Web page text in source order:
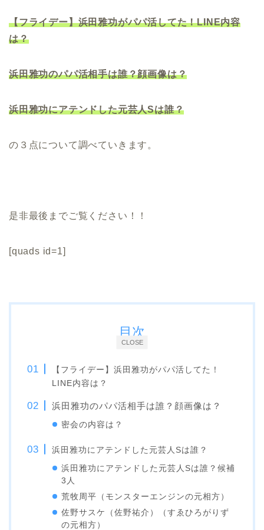
【フライデー】浜田雅功がパパ活してた！LINE内容
は？
浜田雅功のパパ活相手は誰？顔画像は？
浜田雅功にアテンドした元芸人Sは誰？
の３点について調べていきます。
是非最後までご覧ください！！
[quads id=1]
CLOSE
目次
【フライデー】浜田雅功がパパ活してた！
LINE内容は？
浜田雅功のパパ活相手は誰？顔画像は？
密会の内容は？
浜田雅功にアテンドした元芸人Sは誰？
浜田雅功にアテンドした元芸人Sは誰？候補
3人
荒牧周平（モンスターエンジンの元相方）
佐野サスケ（佐野祐介）（すゑひろがりず
の元相方）